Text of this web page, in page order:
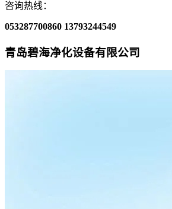
咨询热线：
053287700860 13793244549
青岛碧海净化设备有限公司